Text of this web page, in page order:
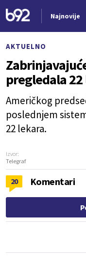
Najnovije
AKTUELNO
pregledala
Američkog
poslednjem
22 lekara.
Izvor:
Telegraf
20 Komentari